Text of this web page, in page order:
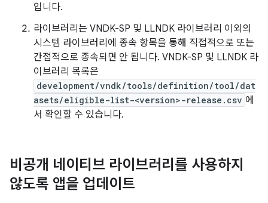
입니다.
라이브러리는 VNDK-SP 및 LLNDK 라이브러리 이외의
시스템 라이브러리에 종속 항목을 통해 직접적으로 또는
간접적으로 종속되면 안 됩니다. VNDK-SP 및 LLNDK 라
이브러리 목록은
development/vndk/tools/definition/tool/dat
asets/eligible-list-<version>-release.csv 에
서 확인할 수 있습니다.
비공개 네이티브 라이브러리를 사용하지
않도록 앱을 업데이트